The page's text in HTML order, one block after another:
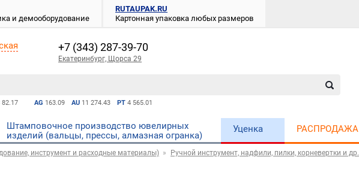
и демооборудование
RUTAUPAK.RU
Картонная упаковка любых размеров
AG 163.09 AU 11 274.43 PT 4 565.01
82.17
+7 (343) 287-39-70
Екатеринбург, Щорса 29
Штамповочное производство ювелирных
изделий (вальцы, прессы, алмазная огранка)
Уценка РАСПРОДАЖА
инструмент и расходные материалы) Ручной инструмент, надфили, пилки, корневертки и др.